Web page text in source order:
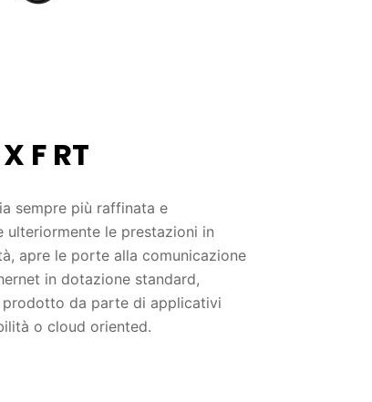
F RT
sempre più raffinata e
ulteriormente le prestazioni in
apre le porte alla comunicazione
in dotazione standard,
prodotto da parte di applicativi
o cloud oriented.